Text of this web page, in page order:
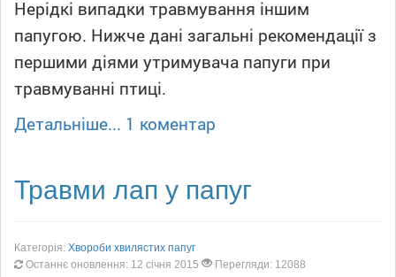
Нерідкі випадки травмування іншим
папугою. Нижче дані загальні рекомендації з
першими діями утримувача папуги при
травмуванні птиці.
Детальніше... 1 коментар
Травми лап у папуг
Категорія: Хвороби хвилястих папуг
Останнє оновлення: 12 січня 2015
Перегляди: 12088